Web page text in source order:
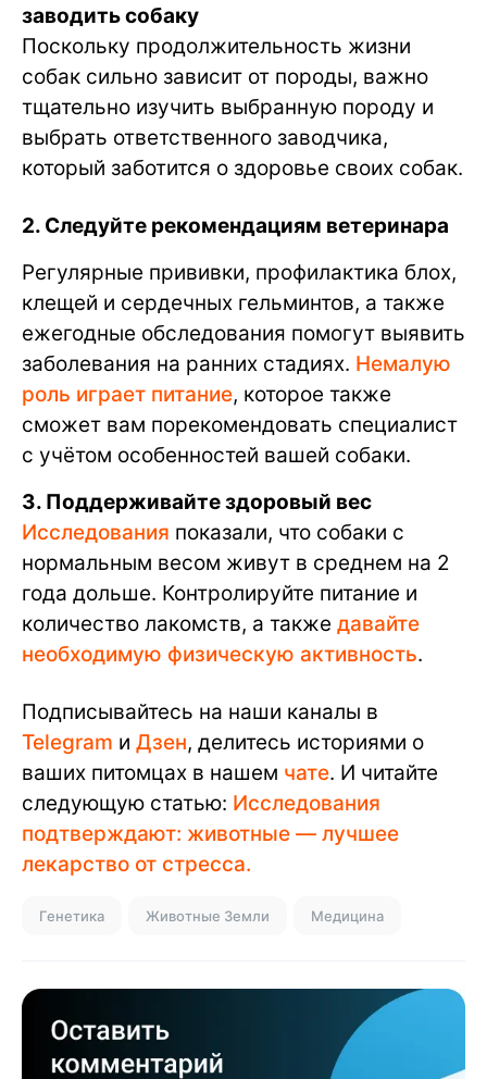
заводить собаку
Поскольку продолжительность жизни
собак сильно зависит от породы, важно
тщательно изучить выбранную породу и
выбрать ответственного заводчика,
который заботится о здоровье своих собак.
2. Следуйте рекомендациям ветеринара
Регулярные прививки, профилактика блох,
клещей и сердечных гельминтов, а также
ежегодные обследования помогут выявить
заболевания на ранних стадиях. Немалую
роль играет питание, которое также
сможет вам порекомендовать специалист
с учётом особенностей вашей собаки.
3. Поддерживайте здоровый вес
Исследования показали, что собаки с
нормальным весом живут в среднем на 2
года дольше. Контролируйте питание и
количество лакомств, а также давайте
необходимую физическую активность.
Подписывайтесь на наши каналы в
Telegram и Дзен, делитесь историями о
ваших питомцах в нашем чате. И читайте
следующую статью: Исследования
подтверждают: животные — лучшее
лекарство от стресса.
Генетика Животные Земли Медицина